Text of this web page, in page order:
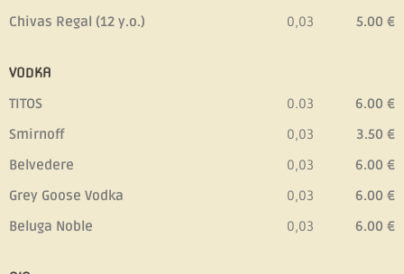
Chivas Regal (12 y.o.)
0,03
5.00 €
VODKA
TITOS
Smirnoff
Belvedere
Grey Goose Vodka
Beluga Noble
0.03
0,03
0,03
0,03
0,03
6.00 €
3.50 €
6.00 €
6.00 €
6.00 €